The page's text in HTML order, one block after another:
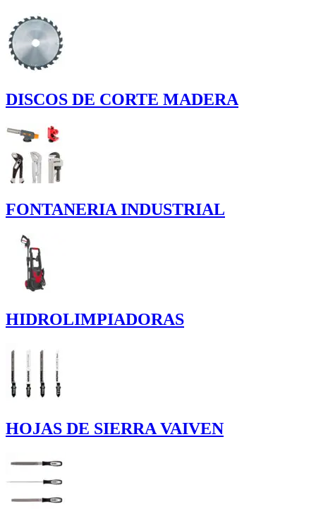
DISCOS DE CORTE MADERA
FONTANERIA INDUSTRIAL
HIDROLIMPIADORAS
HOJAS DE SIERRA VAIVEN